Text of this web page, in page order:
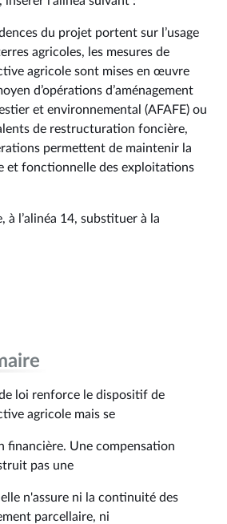
du projet portent sur l’usage
agricoles, les mesures de
agricole sont mises en œuvre
d’opérations d’aménagement
et environnemental (AFAFE) ou
de restructuration foncière,
permettent de maintenir la
et fonctionnelle des exploitations
à l’alinéa 14, substituer à la
loi renforce le dispositif de
agricole mais se
financière. Une compensation
pas une
n'assure ni la continuité des
parcellaire, ni